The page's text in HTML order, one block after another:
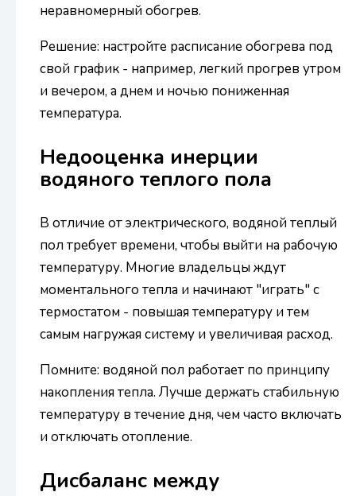
неравномерный обогрев.
Решение: настройте расписание обогрева под
свой график - например, легкий прогрев утром
и вечером, а днем ​​и ночью пониженная
температура.
Недооценка инерции
водяного теплого пола
В отличие от электрического, водяной теплый
пол требует времени, чтобы выйти на рабочую
температуру. Многие владельцы ждут
моментального тепла и начинают "играть" с
термостатом - повышая температуру и тем
самым нагружая систему и увеличивая расход.
Помните: водяной пол работает по принципу
накопления тепла. Лучше держать стабильную
температуру в течение дня, чем часто включать
и отключать отопление.
Дисбаланс между